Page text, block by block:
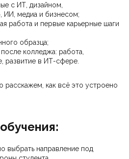
с ИТ, дизайном,
ИИ, медиа и бизнесом;
работа и первые карьерные шаги
образца;
колледжа: работа,
развитие в ИТ-сфере.
расскажем, как всё это устроено
выбрать направление под